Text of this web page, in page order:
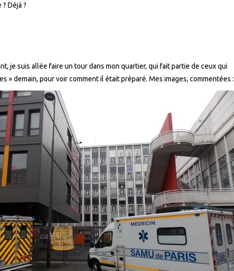
Déjà ?
je suis allée faire un tour dans mon quartier, qui fait partie de ceux qui
» demain, pour voir comment il était préparé. Mes images, commentées :